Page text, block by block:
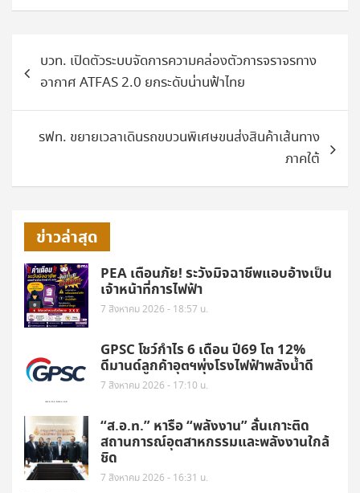
เรื่องบวท. เปิดตัวระบบจัดการความคล่องตัวการจราจรทาง
อากาศ ATFAS 2.0 ยกระดับน่านฟ้าไทย
รฟท. ขยายเวลาเดินรถขบวนพิเศษขนส่งสินค้าเส้นทาง
ภาคใต้
ข่าวล่าสุด
PEA เตือนภัย! ระวังมิจฉาชีพแอบอ้างเป็น
เจ้าหน้าที่การไฟฟ้า
7 สิงหาคม 2026 - 18:57 น.
GPSC โชว์กำไร 6 เดือน ปี69 โต 12%
ดีมานด์ลูกค้าอุตฯพุ่งโรงไฟฟ้าพลังน้ำดี
7 สิงหาคม 2026 - 17:10 น.
“ส.อ.ท.” หารือ “พลังงาน” ลั่นเกาะติด
สถานการณ์อุตสาหกรรมและพลังงานใกล้
ชิด
7 สิงหาคม 2026 - 16:31 น.